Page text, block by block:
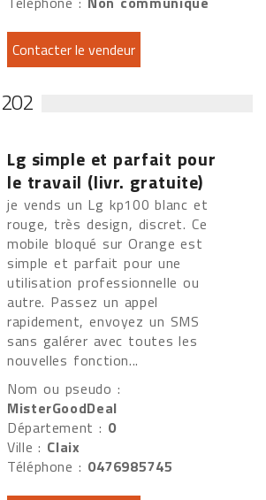
Lg simple et parfait pour
le travail (livr. gratuite)
je vends un Lg kp100 blanc et
rouge, très design, discret. Ce
mobile bloqué sur Orange est
simple et parfait pour une
utilisation professionnelle ou
autre. Passez un appel
rapidement, envoyez un SMS
sans galérer avec toutes les
nouvelles fonction...
Nom ou pseudo :
MisterGoodDeal
Département : 0
Ville : Claix
Téléphone : 0476985745